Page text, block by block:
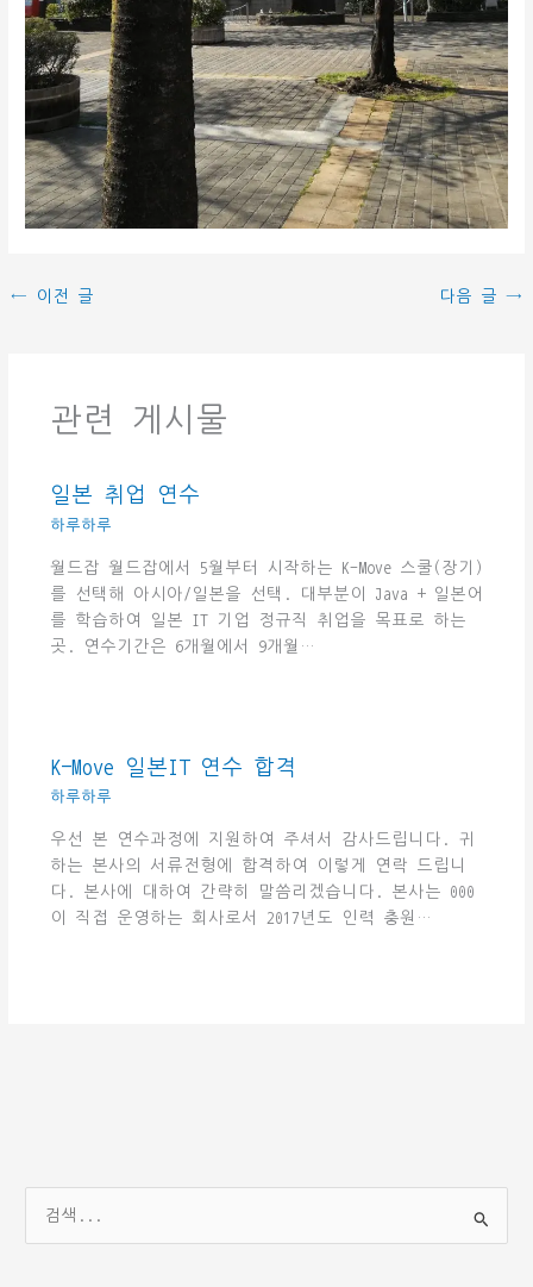
← 이전 글 다음 글 →
관련 게시물
일본 취업 연수
하루하루
월드잡 월드잡에서 5월부터 시작하는 K-Move 스쿨(장기)
를 선택해 아시아/일본을 선택. 대부분이 Java + 일본어
를 학습하여 일본 IT 기업 정규직 취업을 목표로 하는
곳. 연수기간은 6개월에서 9개월…
K-Move 일본IT 연수 합격
하루하루
우선 본 연수과정에 지원하여 주셔서 감사드립니다. 귀
하는 본사의 서류전형에 합격하여 이렇게 연락 드립니
다. 본사에 대하여 간략히 말씀리겠습니다. 본사는 000
이 직접 운영하는 회사로서 2017년도 인력 충원…